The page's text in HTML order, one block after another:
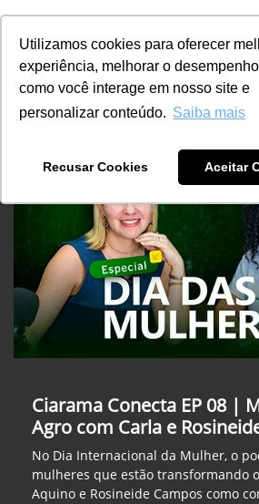
Utilizamos cookies para oferecer
experiência, melhorar o
como você interage em nosso site e
personalizar conteúdo. Saiba mais
Recusar Cookies Aceitar
menu
Ciarama Máquinas Amambai
Ciarama Conecta EP 08 |
Agro com Carla e
No Dia Internacional da Mulher, o
mulheres que estão transformando
Aquino e Rosineide Campos como